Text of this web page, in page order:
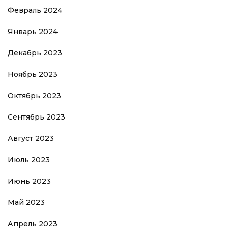
Февраль 2024
Январь 2024
Декабрь 2023
Ноябрь 2023
Октябрь 2023
Сентябрь 2023
Август 2023
Июль 2023
Июнь 2023
Май 2023
Апрель 2023